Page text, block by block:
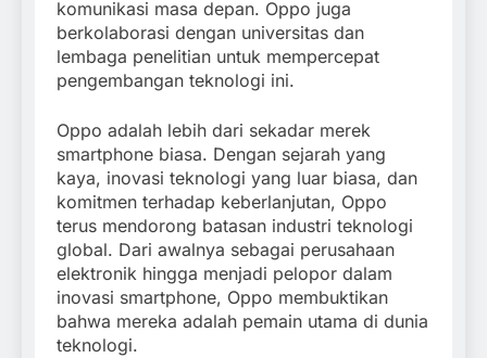
komunikasi masa depan. Oppo juga
berkolaborasi dengan universitas dan
lembaga penelitian untuk mempercepat
pengembangan teknologi ini.
Oppo adalah lebih dari sekadar merek
smartphone biasa. Dengan sejarah yang
kaya, inovasi teknologi yang luar biasa, dan
komitmen terhadap keberlanjutan, Oppo
terus mendorong batasan industri teknologi
global. Dari awalnya sebagai perusahaan
elektronik hingga menjadi pelopor dalam
inovasi smartphone, Oppo membuktikan
bahwa mereka adalah pemain utama di dunia
teknologi.